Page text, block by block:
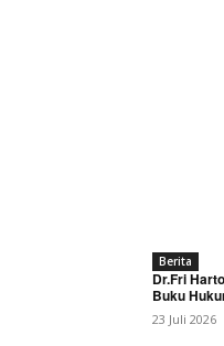
Berita
Dr.Fri
Buku
23 Juli 2026